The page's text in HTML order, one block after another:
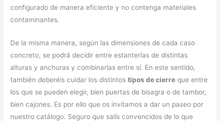
configurado de manera eficiente y no contenga materiales
contaminantes.
De la misma manera, según las dimensiones de cada caso
concreto, se podrá decidir entre estanterías de distintas
alturas y anchuras y combinarlas entre sí. En este sentido,
también deberéis cuidar los distintostipos de cierre que entre
los que se pueden elegir, bien puertas de bisagra o de tambor,
bien cajones. Es por ello que os invitamos a dar un paseo por
nuestro catálogo. Seguro que salís convencidos de lo que